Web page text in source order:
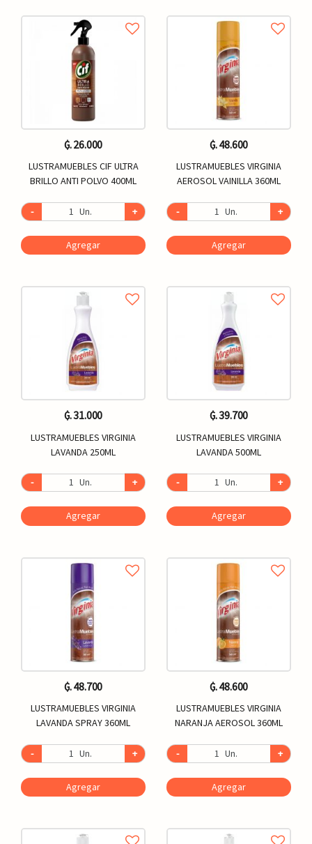
₲. 26.000
LUSTRAMUEBLES CIF ULTRA
BRILLO ANTI POLVO 400ML
- Un. +
Agregar
₲. 48.600
LUSTRAMUEBLES VIRGINIA
AEROSOL VAINILLA 360ML
- Un. +
Agregar
₲. 31.000
LUSTRAMUEBLES VIRGINIA
LAVANDA 250ML
- Un. +
Agregar
₲. 39.700
LUSTRAMUEBLES VIRGINIA
LAVANDA 500ML
- Un. +
Agregar
₲. 48.700
LUSTRAMUEBLES VIRGINIA
LAVANDA SPRAY 360ML
- Un. +
Agregar
₲. 48.600
LUSTRAMUEBLES VIRGINIA
NARANJA AEROSOL 360ML
- Un. +
Agregar